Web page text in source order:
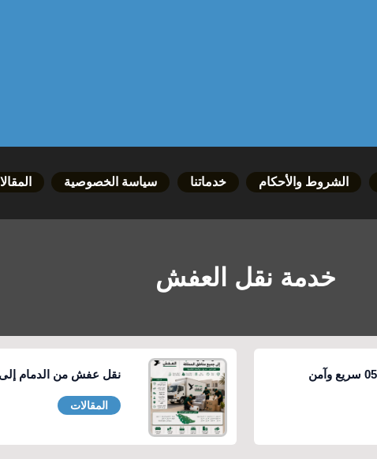
الشروط والأحكام خدماتنا سياسة الخصوصية
خدمة نقل العفش
نقل عفش من الدمام
المقالات